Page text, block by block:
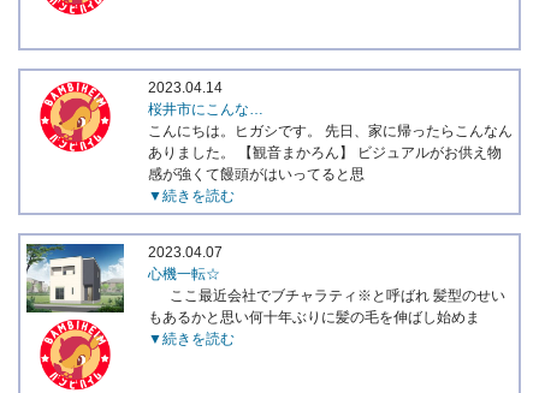
2023.04.14
桜井市にこんな…
こんにちは。ヒガシです。 先日、家に帰ったらこんなん
ありました。 【観音まかろん】 ビジュアルがお供え物
感が強くて饅頭がはいってると思
▼続きを読む
2023.04.07
心機一転☆
ここ最近会社でブチャラティ※と呼ばれ 髪型のせい
もあるかと思い何十年ぶりに髪の毛を伸ばし始めま
▼続きを読む